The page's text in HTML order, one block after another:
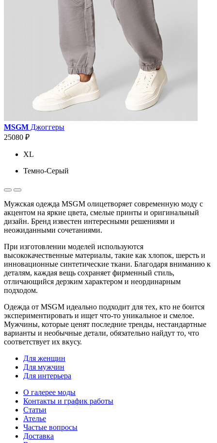
MSGM Джоггеры
25080 ₽
XL
Темно-Серый
Мужская одежда MSGM олицетворяет современную моду с
акцентом на яркие цвета, смелые принты и оригинальный
дизайн. Бренд известен интересными решениями и
неожиданными сочетаниями.
При изготовлении моделей используются
высококачественные материалы, такие как хлопок, шерсть и
инновационные синтетические ткани. Благодаря вниманию к
деталям, каждая вещь сохраняет фирменный стиль,
отличающийся дерзким характером и неординарным
подходом.
Одежда от MSGM идеально подходит для тех, кто не боится
экспериментировать и ищет что-то уникальное и смелое.
Мужчины, которые ценят последние тренды, нестандартные
варианты и необычные детали, обязательно найдут то, что
соответствует их вкусу.
Для женщин
Для мужчин
Для интерьера
О галерее моды
Контакты и график работы
Статьи
Ателье
Частые вопросы
Доставка